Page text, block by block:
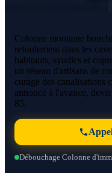
Colonne montante
refoulement dans les
habitants, syndics et
un réseau d'artisans de
curage des canalisations
annoncé à l'avance,
85.
Débouchage Colonne